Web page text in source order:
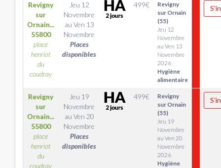
Revigny
sur
Ornain...
55800
place
henriot
du
coudray
Jeu 12
Novembre
au Ven 13
Novembre
Places
disponibles
499€
Revigny
sur Ornain
(55)
Jeu 12
Novembre
au Ven 13
Novembre
2026
Hygiène
alimentaire
Revigny
sur
Ornain...
55800
place
henriot
du
coudray
Jeu 19
Novembre
au Ven 20
Novembre
Places
disponibles
499€
Revigny
sur Ornain
(55)
Jeu 19
Novembre
au Ven 20
Novembre
2026
Hygiène